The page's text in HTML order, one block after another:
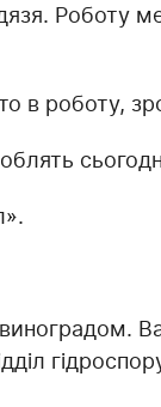
Роботу
в роботу,